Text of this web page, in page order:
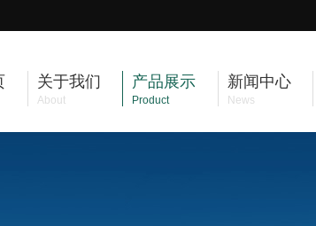
关于我们
About
产品展示
Product
新闻中心
News